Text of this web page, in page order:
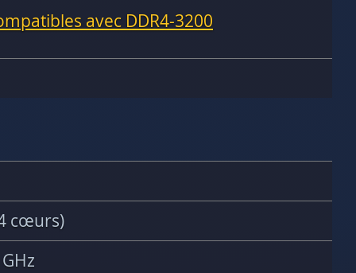
avec DDR4-3200
cœurs)